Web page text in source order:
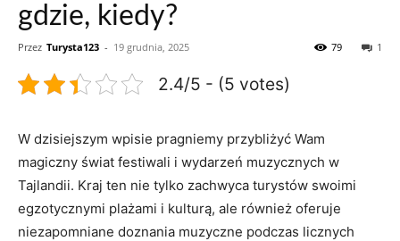
gdzie, kiedy?
Przez Turysta123 - 19 grudnia, 2025 1
79
2.4/5 - (5 votes)
W dzisiejszym wpisie pragniemy przybliżyć Wam
magiczny świat festiwali​ i wydarzeń muzycznych w
Tajlandii.⁢ Kraj ten nie tylko zachwyca turystów swoimi
egzotycznymi plażami i kulturą, ale również oferuje
niezapomniane doznania muzyczne podczas licznych